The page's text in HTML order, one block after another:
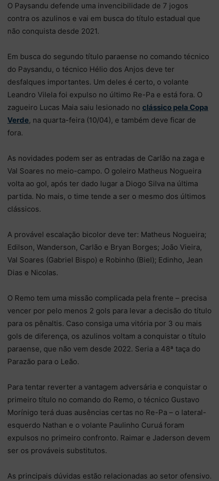
O Paysandu defende uma invencibilidade de 7 jogos
contra os azulinos e vai em busca do título estadual que
não conquista desde 2021.
Em busca do segundo título paraense no comando técnico
do Paysandu, o técnico Hélio dos Anjos deve ter
desfalques importantes. Um deles é certo, o volante
Leandro Vilela foi expulso no último Re-Pa e está fora. O
zagueiro Lucas Maia saiu lesionado no clássico pela Copa
Verde, na quarta-feira (10/04), e também deve ficar de
fora.
As novidades podem ser as entradas de Carlão na zaga e
Val Soares no meio-campo. O goleiro Matheus Nogueira
volta ao gol, após ter dado lugar a Diogo Silva na última
partida. No mais, o time tende a ser o mesmo dos últimos
clássicos.
A provável escalação bicolor deve ter: Matheus Nogueira;
Edilson, Wanderson, Carlão e Bryan Borges; João Vieira,
Val Soares (Gabriel Bispo) e Robinho (Biel); Edinho, Jean
Dias e Nicolas.
O Remo tem uma missão complicada pela frente – precisa
vencer por pelo menos 2 gols para levar a decisão do título
para os pênaltis. Caso consiga uma vitória por 3 ou mais
gols de diferença, os azulinos voltam a conquistar o título
paraense, que não vem desde 2022. Seria a 48ª taça do
Parazão para o Leão.
Para tentar reverter a vantagem adversária e conquistar o
primeiro título no comando do Remo, o técnico Gustavo
Morínigo terá duas ausências certas no Re-Pa – o lateral-
esquerdo Nathan e o volante Paulinho Curuá foram
expulsos no primeiro confronto. Raimar e Jaderson devem
ser os prováveis substitutos.
As principais dúvidas estão relacionadas ao setor ofensivo.